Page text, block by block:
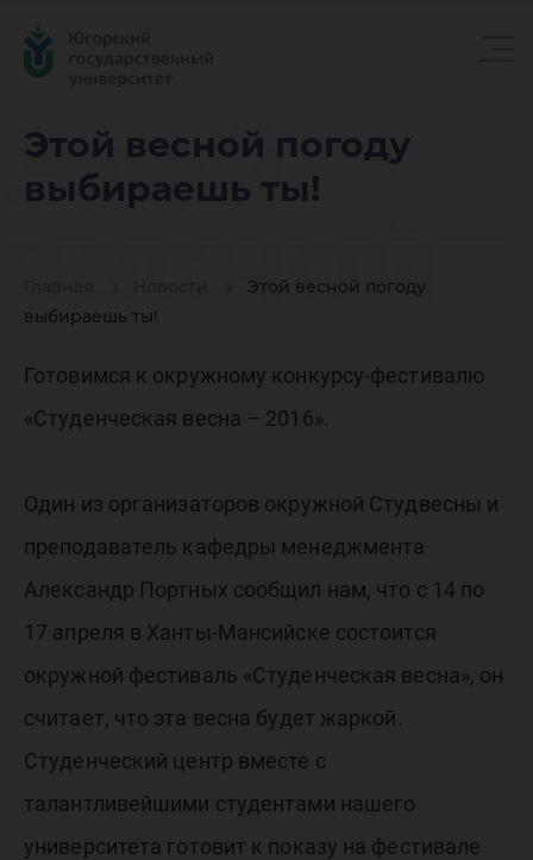
Этой весной погоду
выбираешь ты!
Этой весной погоду
выбираешь ты!
Этой
весной
погоду
ты!
Готовимся к окружному конкурсу-фестивалю
«Студенческая весна – 2016».
Один из организаторов окружной Студвесны и
преподаватель кафедры менеджмента
Александр Портных сообщил нам, что с 14 по
17 апреля в Ханты-Мансийске состоится
окружной фестиваль «Студенческая весна», он
считает, что эта весна будет жаркой.
Студенческий центр вместе с
талантливейшими студентами нашего
университета готовит к показу на фестивале